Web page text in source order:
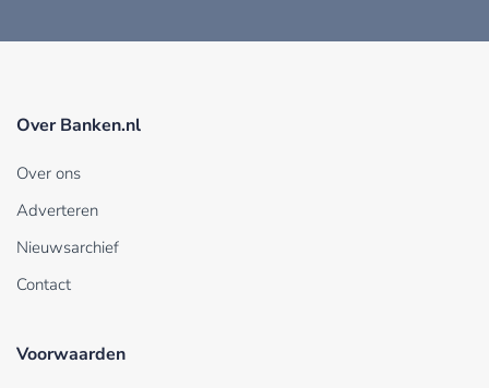
Over Banken.nl
Over ons
Adverteren
Nieuwsarchief
Contact
Voorwaarden